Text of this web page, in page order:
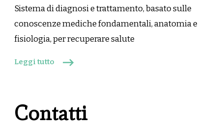
Sistema di diagnosi e trattamento, basato sulle
conoscenze mediche fondamentali, anatomia e
fisiologia, per recuperare salute
Leggi tutto
Contatti